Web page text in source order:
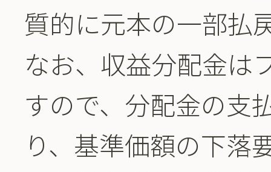
質的に元本の一部払
なお、収益分配金は
すので、分配金の支
り、基準価額の下落